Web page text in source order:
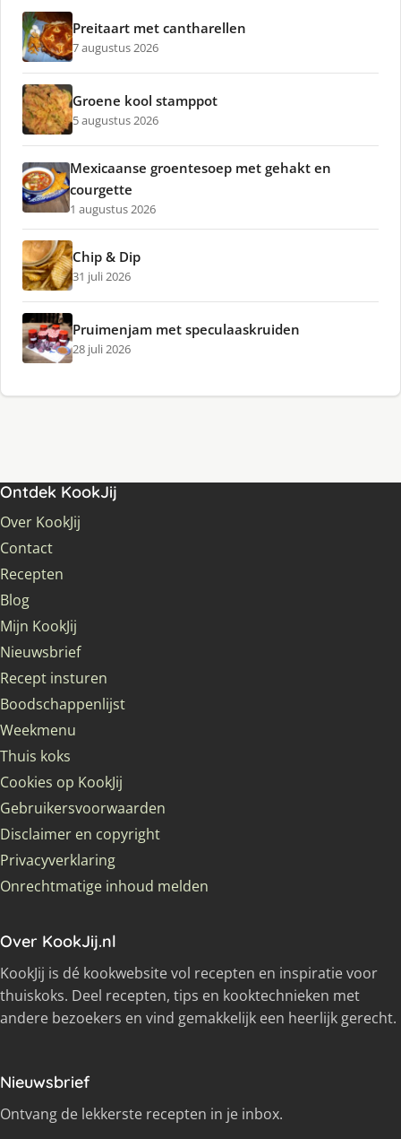
Preitaart met cantharellen
7 augustus 2026
Groene kool stamppot
5 augustus 2026
Mexicaanse groentesoep met gehakt en
courgette
1 augustus 2026
Chip & Dip
31 juli 2026
Pruimenjam met speculaaskruiden
28 juli 2026
Ontdek KookJij
Over KookJij
Contact
Recepten
Blog
Mijn KookJij
Nieuwsbrief
Recept insturen
Boodschappenlijst
Weekmenu
Thuis koks
Cookies op KookJij
Gebruikersvoorwaarden
Disclaimer en copyright
Privacyverklaring
Onrechtmatige inhoud melden
Over KookJij.nl
KookJij is dé kookwebsite vol recepten en inspiratie voor
thuiskoks. Deel recepten, tips en kooktechnieken met
andere bezoekers en vind gemakkelijk een heerlijk gerecht.
Nieuwsbrief
Ontvang de lekkerste recepten in je inbox.